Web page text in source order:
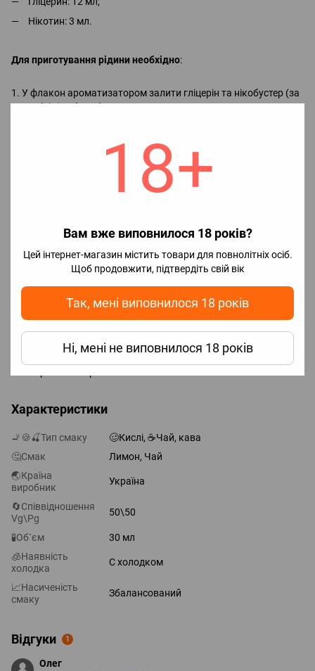
18+
Вам вже виповнилося 18 років?
Цей інтернет-магазин містить товари для повнолітніх осіб.
Щоб продовжити, підтвердіть свій вік
Так, мені виповнилося 18 років
Ні, мені не виповнилося 18 років
Нікотин: 3 мл.
Для приготування рідини необхідно:
1. У флакон ароматизатором залити гліцерін та нікобустер (за
потреби), і добре збовтати.
якщо не додати нікобустер отримаємо 0 мг, без нікотину;
Для досягнення максимального смаку необхідно почекати 2-5
днів, але парити можна відразу.
Характеристики готової рідини:
Об'єм: 30 мл;
Нікотин: сольовий 50 mg (5%);
Характеристики
🚬🍪🍒Тип смаку
🥴Кислі, ☕Чай, кава
🤔Смак
Лимон, Чай
🌏Країна
виробник
Україна
🔄Співвідношення
Vg\Pg
50\50
🧪Об`єм
30 мл
🧊Наявність
холодка
С холодком
📈Насиченість
смаку
Збалансований
Відгуки 1
Олег